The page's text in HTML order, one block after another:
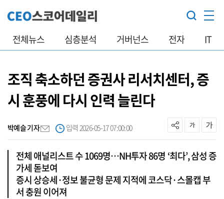
전체뉴스 심층분석 거버넌스 전자 IT
조직 축소하던 증권사 리서치센터, 증
시 훈풍에 다시 인력 늘린다
박예슬 기자 입력 2026-05-17 07:00:00
전체 애널리스트 수 1069명…NH투자 86명 ‘최다’, 삼성 증
가세 돋보여
증시 상승세·정보 불균형 문제 지적에 코스닥·스몰캡 부
서 충원 이어져